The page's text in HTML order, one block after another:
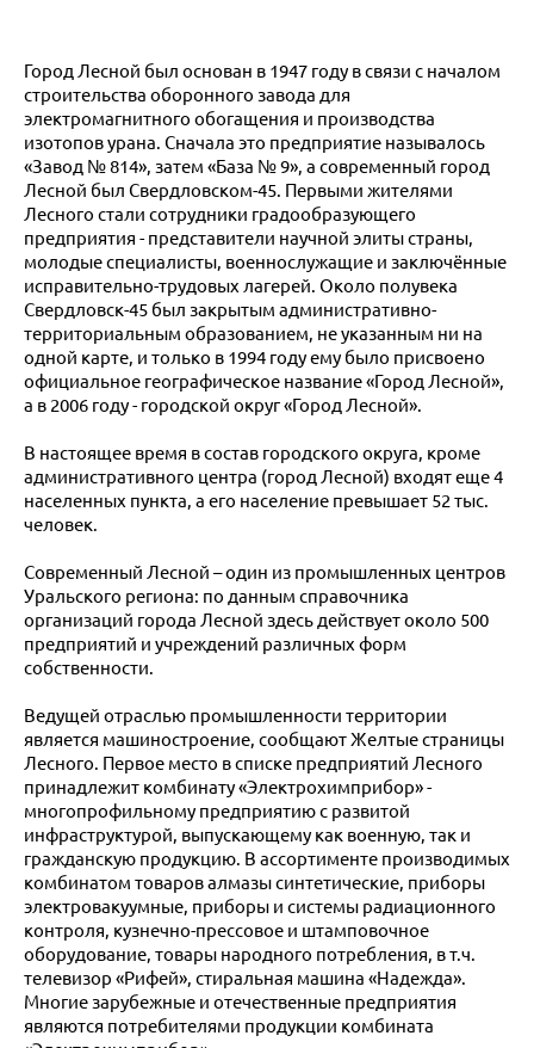
Город Лесной был основан в 1947 году в связи с началом
строительства оборонного завода для
электромагнитного обогащения и производства
изотопов урана. Сначала это предприятие называлось
«Завод № 814», затем «База № 9», а современный город
Лесной был Свердловском-45. Первыми жителями
Лесного стали сотрудники градообразующего
предприятия - представители научной элиты страны,
молодые специалисты, военнослужащие и заключённые
исправительно-трудовых лагерей. Около полувека
Свердловск-45 был закрытым административно-
территориальным образованием, не указанным ни на
одной карте, и только в 1994 году ему было присвоено
официальное географическое название «Город Лесной»,
а в 2006 году - городской округ «Город Лесной».
В настоящее время в состав городского округа, кроме
административного центра (город Лесной) входят еще 4
населенных пункта, а его население превышает 52 тыс.
человек.
Современный Лесной – один из промышленных центров
Уральского региона: по данным справочника
организаций города Лесной здесь действует около 500
предприятий и учреждений различных форм
собственности.
Ведущей отраслью промышленности территории
является машиностроение, сообщают Желтые страницы
Лесного. Первое место в списке предприятий Лесного
принадлежит комбинату «Электрохимприбор» -
многопрофильному предприятию с развитой
инфраструктурой, выпускающему как военную, так и
гражданскую продукцию. В ассортименте производимых
комбинатом товаров алмазы синтетические, приборы
электровакуумные, приборы и системы радиационного
контроля, кузнечно-прессовое и штамповочное
оборудование, товары народного потребления, в т.ч.
телевизор «Рифей», стиральная машина «Надежда».
Многие зарубежные и отечественные предприятия
являются потребителями продукции комбината